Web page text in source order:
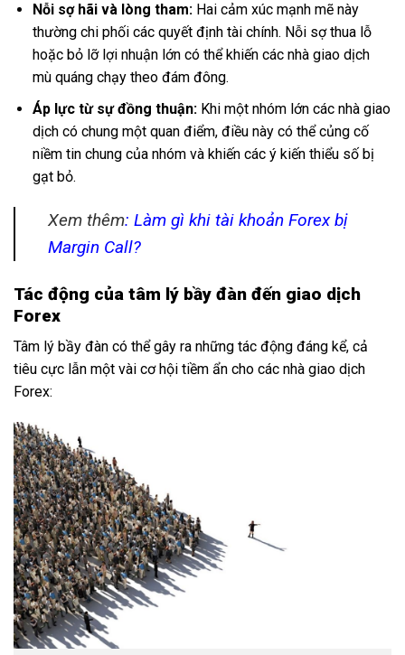
Nỗi sợ hãi và lòng tham:Hai cảm xúc mạnh mẽ này
thường chi phối các quyết định tài chính. Nỗi sợ thua lỗ
hoặc bỏ lỡ lợi nhuận lớn có thể khiến các nhà giao dịch
mù quáng chạy theo đám đông.
Áp lực từ sự đồng thuận:Khi một nhóm lớn các nhà giao
dịch có chung một quan điểm, điều này có thể củng cố
niềm tin chung của nhóm và khiến các ý kiến thiểu số bị
gạt bỏ.
Xem thêm: Làm gì khi tài khoản Forex bị
Margin Call?
Tác động của tâm lý bầy đàn đến giao dịch
Forex
Tâm lý bầy đàn có thể gây ra những tác động đáng kể, cả
tiêu cực lẫn một vài cơ hội tiềm ẩn cho các nhà giao dịch
Forex: